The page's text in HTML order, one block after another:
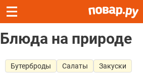
Блюда на природе
Бутерброды Салаты Закуски